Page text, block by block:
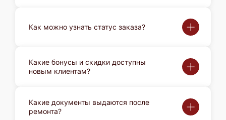
Как можно узнать статус заказа?
Какие бонусы и скидки доступны
новым клиентам?
Какие документы выдаются после
ремонта?